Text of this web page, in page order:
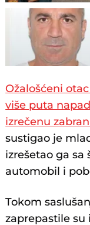
Ožalošćeni
više puta
izrečenu
sustigao je
izrešetao ga sa
automobil i
Tokom
zaprepastile su